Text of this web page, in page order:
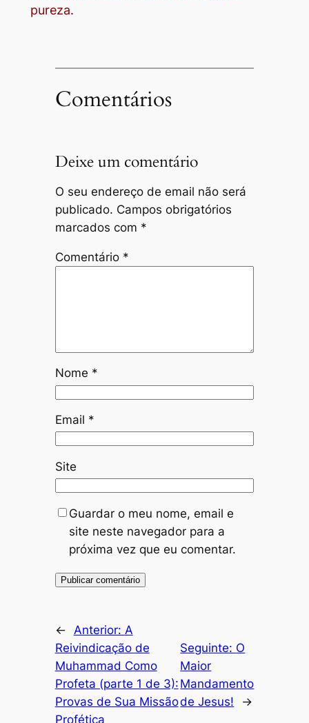
pureza.
Comentários
Deixe um comentário
O seu endereço de email não será
publicado. Campos obrigatórios
marcados com *
Comentário *
Nome *
Email *
Site
Guardar o meu nome, email e
site neste navegador para a
próxima vez que eu comentar.
← Anterior: A
Reivindicação de
Muhammad Como
Profeta (parte 1 de 3):
Provas de Sua Missão
Profética
Seguinte: O
Maior
Mandamento
de Jesus!
→